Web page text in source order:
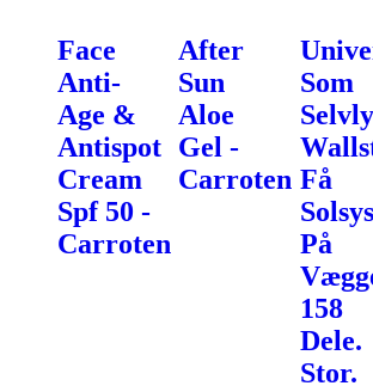
Face
Anti-
Age &
Antispot
Cream
Spf 50 -
Carroten
After
Sun
Aloe
Gel -
Carroten
Som
Få
På
158
Dele.
Stor.